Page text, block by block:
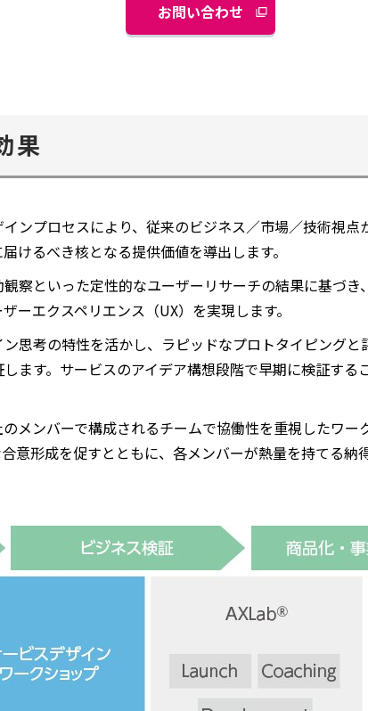
お問い合わせ
果
ンプロセスにより、従来のビジネス／市場／技術視
けるべき核となる提供価値を導出します。
察といった定性的なユーザーリサーチの結果に基づ
ーエクスペリエンス（UX）を実現します。
思考の特性を活かし、ラピッドなプロトタイピング
ます。サービスのアイデア構想段階で早期に検証する
メンバーで構成されるチームで協働性を重視したワー
意形成を促すとともに、各メンバーが熱量を持てる納